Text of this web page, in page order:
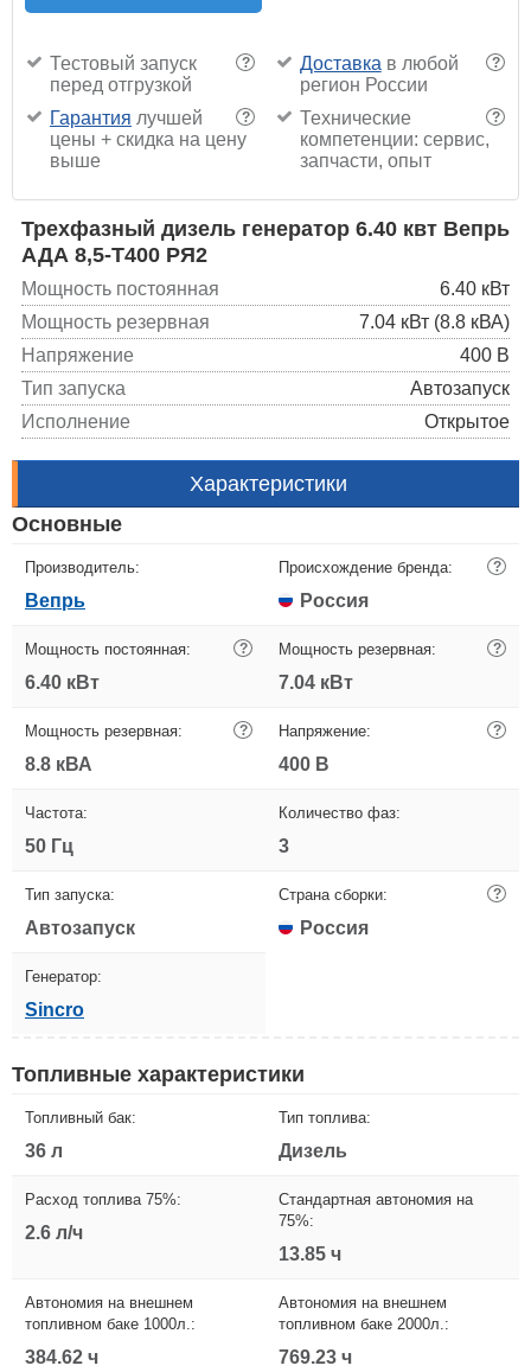
?
Тестовый запуск
перед отгрузкой
?
Доставка в любой
регион России
?
Гарантия лучшей
цены + скидка на цену
выше
?
Технические
компетенции: сервис,
запчасти, опыт
Трехфазный дизель генератор 6.40 квт Вепрь
АДА 8,5-Т400 РЯ2
Мощность постоянная
6.40 кВт
Мощность резервная
7.04 кВт (8.8 кВА)
Напряжение
400 В
Тип запуска
Автозапуск
Исполнение
Открытое
Характеристики
Основные
Производитель:
Вепрь
Происхождение бренда: ?
Россия
Мощность постоянная: ?
6.40 кВт
Мощность резервная: ?
7.04 кВт
Мощность резервная: ?
8.8 кВА
Напряжение: ?
400 В
Частота:
50 Гц
Количество фаз:
3
Тип запуска:
Автозапуск
Страна сборки: ?
Россия
Генератор:
Sincro
Топливные характеристики
Топливный бак:
36 л
Тип топлива:
Дизель
Расход топлива 75%:
2.6 л/ч
Стандартная автономия на
75%:
13.85 ч
Автономия на внешнем
топливном баке 1000л.:
384.62 ч
Автономия на внешнем
топливном баке 2000л.:
769.23 ч